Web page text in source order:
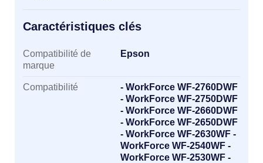
Caractéristiques clés
Caractéristiques clés
Compatibilité de
marque
Epson
Compatibilité
- WorkForce WF-2760DWF
- WorkForce WF-2750DWF
- WorkForce WF-2660DWF
- WorkForce WF-2650DWF
- WorkForce WF-2630WF -
WorkForce WF-2540WF -
WorkForce WF-2530WF -